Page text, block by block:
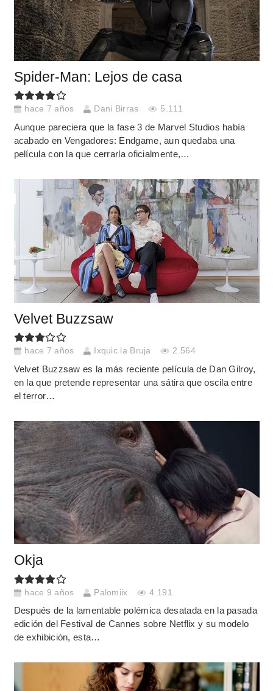
Spider-Man: Lejos de casa
hace 7 años Dani Birras 5.111
Aunque pareciera que la fase 3 de Marvel Studios había
acabado en Vengadores: Endgame, aun quedaba una
película con la que cerrarla oficialmente,…
Velvet Buzzsaw
hace 7 años Ixquic la Bruja 2.564
Velvet Buzzsaw es la más reciente película de Dan Gilroy,
en la que pretende representar una sátira que oscila entre
el terror…
Okja
hace 9 años Palomiix 4.191
Después de la lamentable polémica desatada en la pasada
edición del Festival de Cannes sobre Netflix y su modelo
de exhibición, esta…